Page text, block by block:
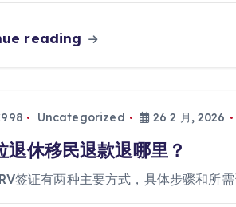
reading
Uncategorized 26 2 月, 2026
退休移民退款退哪里？
签证有两种主要方式，具体步骤和所